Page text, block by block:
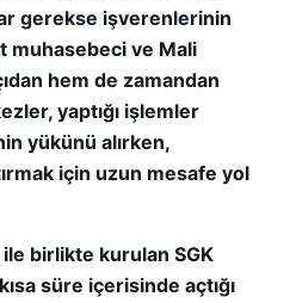
gerekse işverenlerinin
muhasebeci ve Mali
hem de zamandan
yaptığı işlemler
yükünü alırken,
için uzun mesafe yol
birlikte kurulan SGK
süre içerisinde açtığı